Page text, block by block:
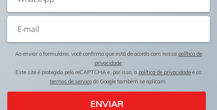
Ao enviar o formulário, você confirma que está de acordo com nossa política de
privacidade.
Este site é protegido pelo reCAPTCHA e, por isso, a política de privacidade e os
termos de serviço do Google também se aplicam.
ENVIAR